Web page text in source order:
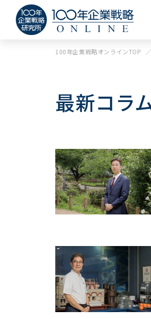
100年企業戦略オンラインTOP
最新コラ